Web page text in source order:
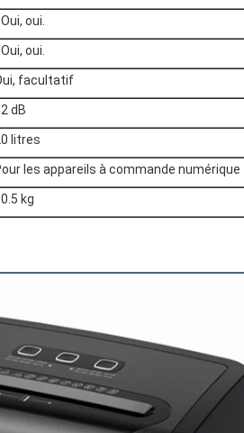
oui.
oui.
facultatif
dB
litres
les appareils à commande numérique
kg